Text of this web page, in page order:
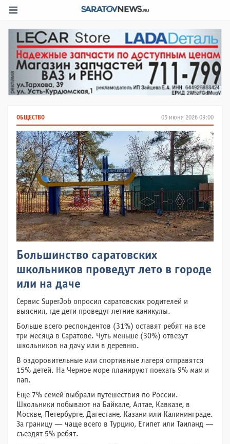
05 июня 2026 09:00
ОБЩЕСТВО
Большинство саратовских
школьников проведут лето в городе
или на даче
Сервис SuperJob опросил саратовских родителей и
выяснил, где дети проведут летние каникулы.
Больше всего респондентов (31%) оставят ребят на все
три месяца в Саратове. Чуть меньше (30%) отвезут
школьников на дачу или в деревню.
В оздоровительные или спортивные лагеря отправятся
15% детей. На Черное море планируют поехать 9% мам и
пап.
Еще 7% семей выбрали путешествия по России.
Школьники побывают на Байкале, Алтае, Кавказе, в
Москве, Петербурге, Дагестане, Казани или Калининграде.
За границу — чаще всего в Турцию, Египет или Таиланд —
съездят 5% ребят.